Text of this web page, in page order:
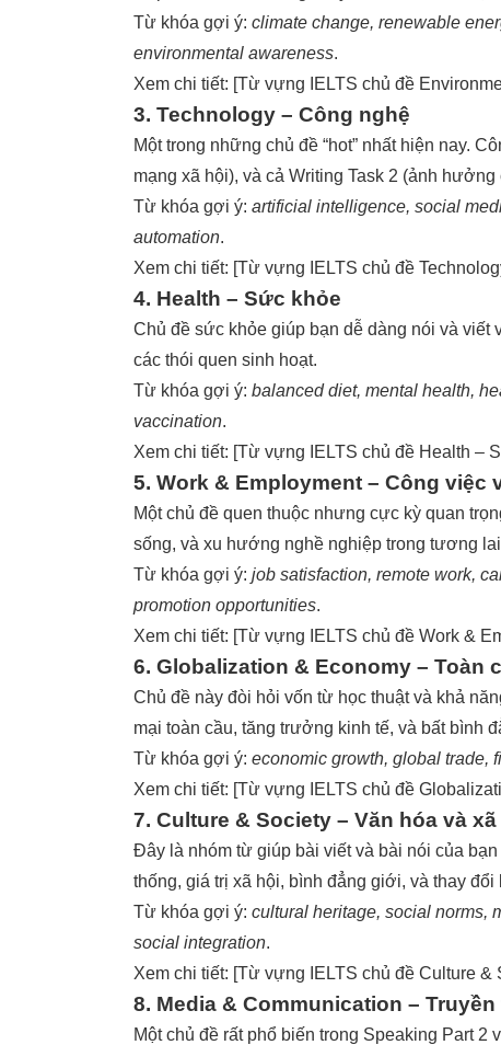
Từ khóa gợi ý: climate change, renewable
environmental awareness.
Xem chi tiết: [Từ vựng IELTS chủ đề
3. Technology – Công nghệ
Một trong những chủ đề “hot” nhất hiện nay.
mạng xã hội), và cả Writing Task 2 (ảnh
Từ khóa gợi ý: artificial intelligence, social
automation.
Xem chi tiết: [Từ vựng IELTS chủ đề
4. Health – Sức khỏe
Chủ đề sức khỏe giúp bạn dễ dàng nói và viết
các thói quen sinh hoạt.
Từ khóa gợi ý: balanced diet, mental health,
vaccination.
Xem chi tiết: [Từ vựng IELTS chủ đề Health –
5. Work & Employment – Công việc
Một chủ đề quen thuộc nhưng cực kỳ quan
sống, và xu hướng nghề nghiệp trong tương
Từ khóa gợi ý: job satisfaction, remote work,
promotion opportunities.
Xem chi tiết: [Từ vựng IELTS chủ đề Work &
6. Globalization & Economy – Toàn
Chủ đề này đòi hỏi vốn từ học thuật và khả
mại toàn cầu, tăng trưởng kinh tế, và bất bình
Từ khóa gợi ý: economic growth, global trade,
Xem chi tiết: [Từ vựng IELTS chủ đề
7. Culture & Society – Văn hóa và
Đây là nhóm từ giúp bài viết và bài nói của
thống, giá trị xã hội, bình đẳng giới, và thay đổi
Từ khóa gợi ý: cultural heritage, social norms,
social integration.
Xem chi tiết: [Từ vựng IELTS chủ đề Culture &
8. Media & Communication –
Một chủ đề rất phổ biến trong Speaking Part